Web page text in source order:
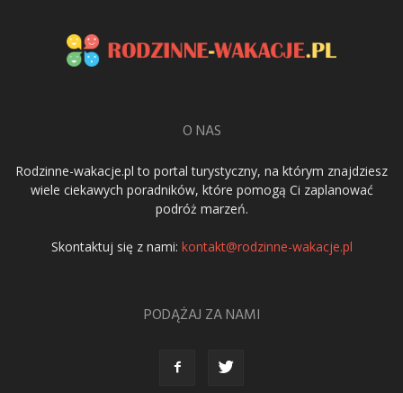
O NAS
Rodzinne-wakacje.pl to portal turystyczny, na którym znajdziesz
wiele ciekawych poradników, które pomogą Ci zaplanować
podróż marzeń.
Skontaktuj się z nami: kontakt@rodzinne-wakacje.pl
PODĄŻAJ ZA NAMI